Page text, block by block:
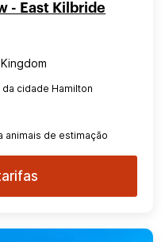
- East Kilbride
cidade Hamilton
animais de estimação